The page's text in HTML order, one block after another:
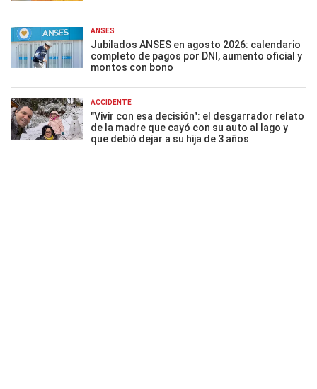
ANSES
Jubilados ANSES en agosto 2026: calendario
completo de pagos por DNI, aumento oficial y
montos con bono
ACCIDENTE
"Vivir con esa decisión": el desgarrador relato
de la madre que cayó con su auto al lago y
que debió dejar a su hija de 3 años